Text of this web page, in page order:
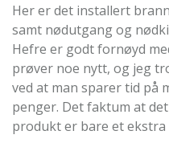
Her er det installert
samt nødutgang og
Hefre er godt fornøyd
prøver noe nytt, og jeg
ved at man sparer tid på
penger. Det faktum at
produkt er bare et ekstra